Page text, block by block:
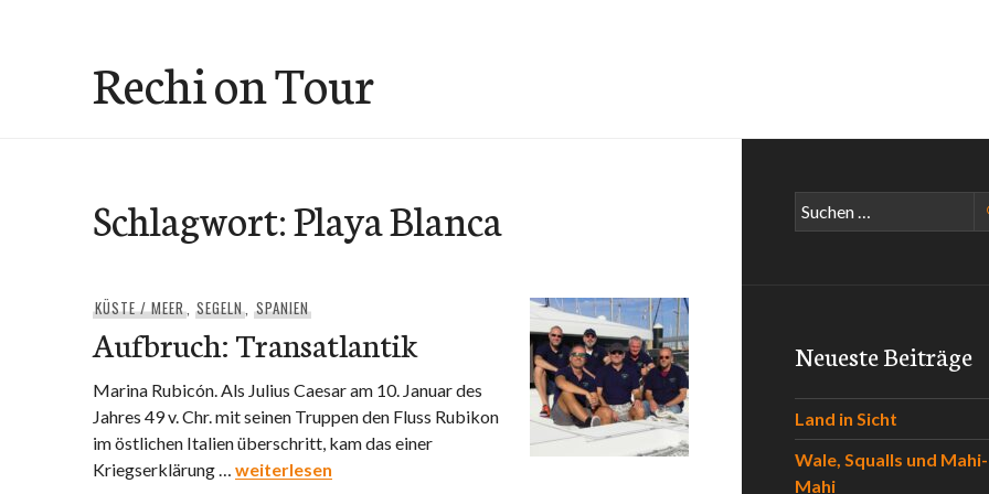
Rechi on Tour
Schlagwort:Playa Blanca
KÜSTE / MEER, SEGELN,SPANIEN
Aufbruch: Transatlantik
Marina Rubicón. Als Julius Caesar am 10. Januar des
Jahres 49 v. Chr. mit seinen Truppen den Fluss Rubikon
im östlichen Italien überschritt, kam das einer
Kriegserklärung … weiterlesen
Suchen
nach:
Neueste Beiträge
Land in Sicht
Wale, Squalls und Mahi-
Mahi